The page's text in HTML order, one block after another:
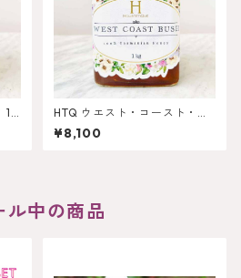
1k
HTQ ウエスト・コースト・ブ
ッシュ 1kg
¥8,100
ル中の商品